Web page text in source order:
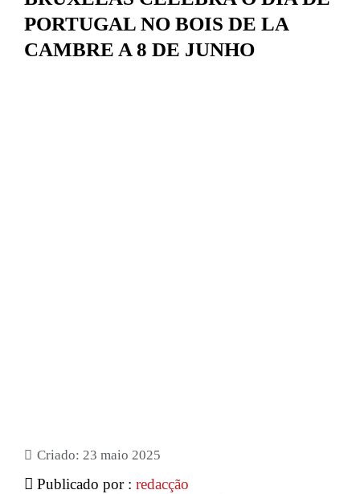
PORTUGAL NO BOIS DE LA
CAMBRE A 8 DE JUNHO
Criado: 23 maio 2025
Publicado por : redacção